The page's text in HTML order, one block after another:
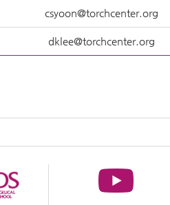
csyoon@torchcenter.org
dklee@torchcenter.org